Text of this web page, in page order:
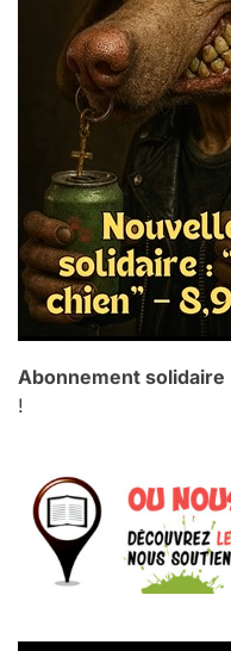
Abonnement solidaire
!